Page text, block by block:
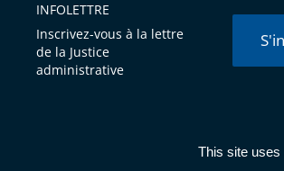
This site uses
INFOLETTRE
Inscrivez-vous à la lettre
de la Justice
administrative